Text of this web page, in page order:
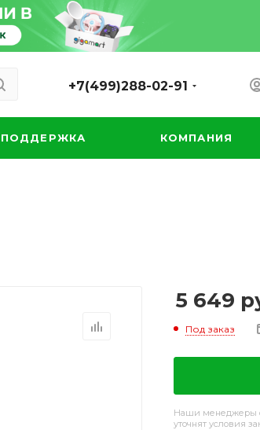
+7(499)288-02-91
ПОДДЕРЖКА КОМПАНИЯ
5 649
Под заказ
Наши менеджеры
уточнят условия